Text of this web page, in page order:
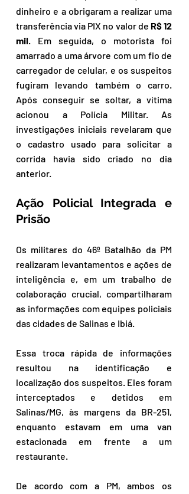
dinheiro e a obrigaram a realizar uma
transferência via PIX no valor de R$ 12
mil. Em seguida, o motorista foi
amarrado a uma árvore com um fio de
carregador de celular, e os suspeitos
fugiram levando também o carro.
Após conseguir se soltar, a vítima
acionou a Polícia Militar. As
investigações iniciais revelaram que
o cadastro usado para solicitar a
corrida havia sido criado no dia
anterior.
Ação Policial Integrada e
Prisão
Os militares do 46º Batalhão da PM
realizaram levantamentos e ações de
inteligência e, em um trabalho de
colaboração crucial, compartilharam
as informações com equipes policiais
das cidades de Salinas e Ibiá.
Essa troca rápida de informações
resultou na identificação e
localização dos suspeitos. Eles foram
interceptados e detidos em
Salinas/MG, às margens da BR-251,
enquanto estavam em uma van
estacionada em frente a um
restaurante.
De acordo com a PM, ambos os